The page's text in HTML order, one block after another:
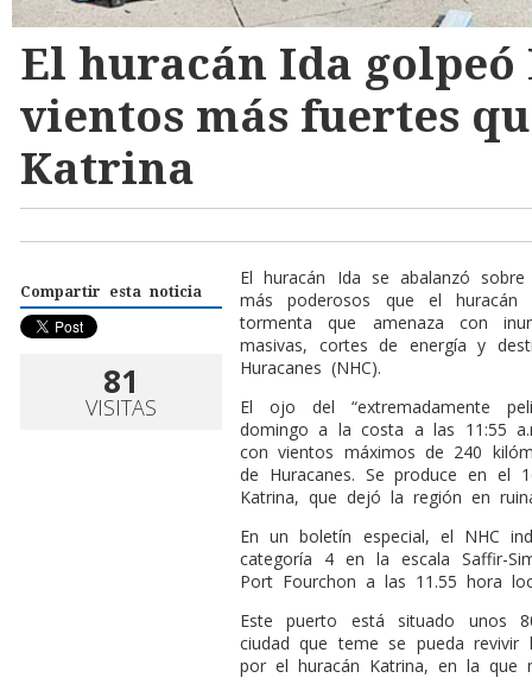
El huracán Ida
vientos más fuertes
Katrina
Compartir esta noticia
81
VISITAS
El huracán Ida se abalanzó
más poderosos que el
tormenta que amenaza con
masivas, cortes de energía y
Huracanes (NHC).
El ojo del “extremadamente
domingo a la costa a las 11:55
con vientos máximos de 240
de Huracanes. Se produce en el
Katrina, que dejó la región en
En un boletín especial, el NHC
categoría 4 en la escala Saffir-
Port Fourchon a las 11.55 hora
Este puerto está situado unos
ciudad que teme se pueda
por el huracán Katrina, en la que